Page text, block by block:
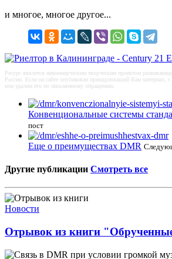
и многое, многое другое...
Ресурс явялется некоммерческим творческим проектом
России. Если на сайте опубикован принадлежащий Вам материал,
или удалим его по письменному обращению.
Конвенциональные системы
пост
Еще о преимуществах DMR
Другие публикации Смотреть все
Новости
Отрывок из книги